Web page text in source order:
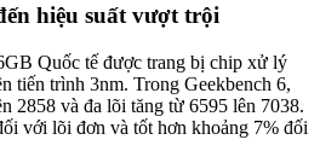
hiệu suất vượt trội
Quốc tế được trang bị chip xử lý
tiến trình 3nm. Trong Geekbench 6,
2858 và đa lõi tăng từ 6595 lên 7038.
với lõi đơn và tốt hơn khoảng 7% đối